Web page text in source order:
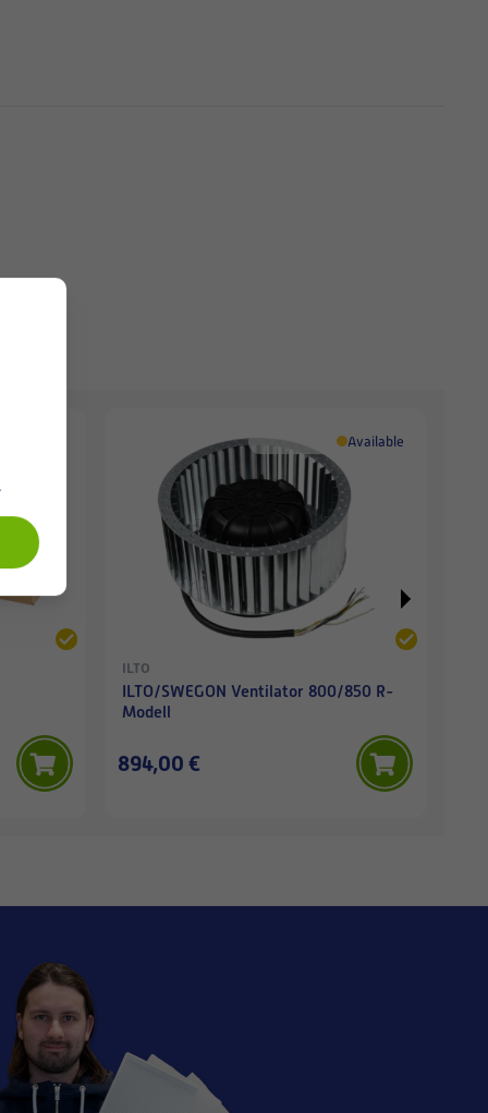
Available
ILTO
ILTO/SWEGON Ventilator 800/850 R-
Modell
894,00 €